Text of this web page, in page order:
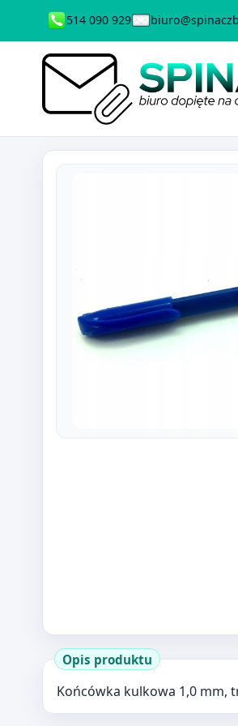
514 090 929
Opis produktu
Końcówka kulkowa 1,0 mm,